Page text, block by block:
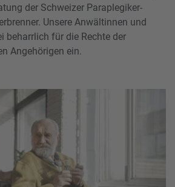
der Schweizer Paraplegiker-
Unsere Anwältinnen und
beharrlich für die Rechte der
Angehörigen ein.